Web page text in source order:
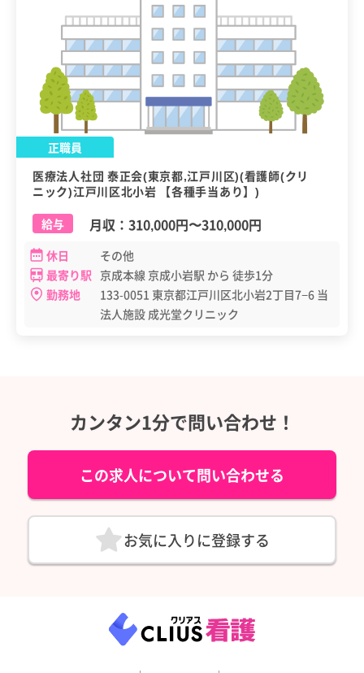
正職員
医療法人社団 泰正会(東京都,江戸川区)(看護師(クリ
ニック)江戸川区北小岩 【各種手当あり】)
給与
月収： 310,000円〜310,000円
休日
その他
最寄り駅 京成本線 京成小岩駅 から 徒歩1分
勤務地
133-0051 東京都江戸川区北小岩2丁目7−6 当
法人施設 成光堂クリニック
カンタン1分で問い合わせ！
この求人について問い合わせる
お気に入りに登録する